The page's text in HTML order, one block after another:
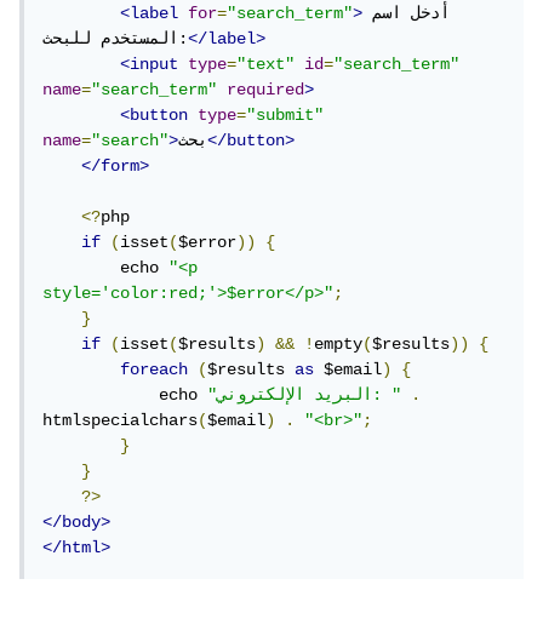
<label
for="search_term"> أدخل اسم
المستخدم للبحث:</label>
<input
type="text" id="search_term"
name="search_term" required>
<button
type="submit"
name="search">بحث</button>
</form>
<?php
if
(isset($error))
{
        echo
"<p
style='color:red;'>$error</p>";
}
if
(isset($results) && !empty($results))
{
foreach
($results as $email)
{
            echo
"البريد الإلكتروني: "
.
htmlspecialchars($email) . "<br>";
}
}
?>
</body>
</html>